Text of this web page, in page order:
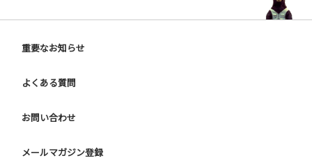
重要なお知らせ
よくある質問
お問い合わせ
メールマガジン登録